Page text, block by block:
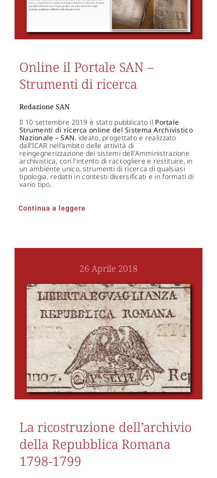
Online il Portale SAN –
Strumenti di ricerca
Redazione SAN
Il 10 settembre 2019 è stato pubblicato il Portale
Strumenti di ricerca online del Sistema Archivistico
Nazionale – SAN, ideato, progettato e realizzato
dall'ICAR nell'ambito delle attività di
reingegnerizzazione dei sistemi dell'Amministrazione
archivistica, con l'intento di raccogliere e restituire, in
un ambiente unico, strumenti di ricerca di qualsiasi
tipologia, redatti in contesti diversificati e in formati di
vario tipo.
Continua a leggere
26 Aprile 2018
La ricostruzione dell’archivio
della Repubblica Romana
1798-1799